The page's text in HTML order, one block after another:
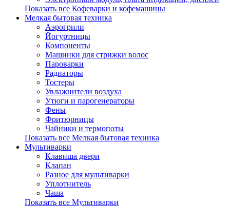
Показать все Кофеварки и кофемашины
Мелкая бытовая техника
Аэрогрили
Йогуртницы
Компоненты
Машинки для стрижки волос
Пароварки
Радиаторы
Тостеры
Увлажнители воздуха
Утюги и парогенераторы
Фены
Фритюрницы
Чайники и термопоты
Показать все Мелкая бытовая техника
Мультиварки
Клавиша двери
Клапан
Разное для мультиварки
Уплотнитель
Чаша
Показать все Мультиварки